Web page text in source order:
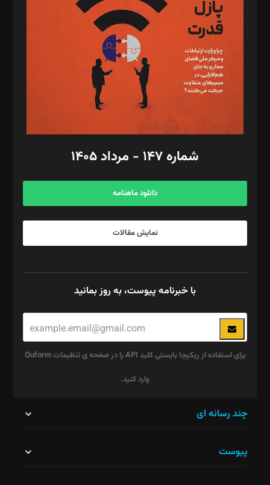
مصطفی مسجدی آرانی، ابوالفضل رجبی، زهرا فکرانه، فائزه فتحی
رستمی،مصطفی باستان
ویرایش: نگار استاد‌‌آقا
طراح یونیفرم: مجید توکلی
فیلمبرداری و عکاسی: امیر شفیعی، مانی لطفی زاده
گرافیک و صفحه‌آرایی: سید‌سبحان‌علی ثابت
مد‌یر توسعه تجاری: کامبیز برید‌
امور مالی: شاپور رهبری، محمد‌ کاظمی‌نیا
آگهی و مشترکین: ۰۹۱۹۹۹۹۰۴۵۴
شماره ۱۴۷ - مرداد ۱۴۰۵
دانلود ماهنامه
نمایش مقالات
با خبرنامه پیوست، به روز بمانید
برای استفاده از ریکپچا بایستی کلید API را در صفحه ی تنظیمات Quform
وارد کنید.
نباید
چند رسانه ای
پیوست